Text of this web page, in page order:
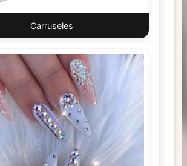
Carruseles